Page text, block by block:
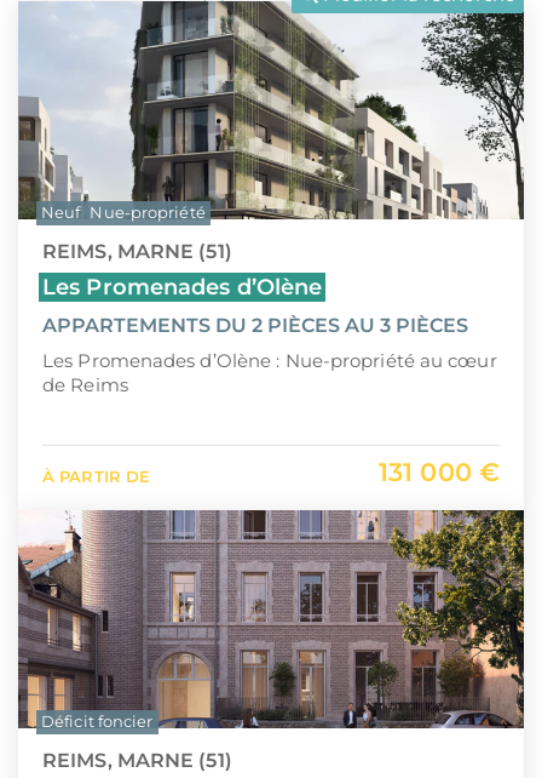
LLI
CIIC (Corse)
Maurice (non-résident)
PTZ
TVA réduite
Pays de la Loire
Provence-Alpes-Côte d'Azur
Guadeloupe (971)
Guyane (973)
La Réunion (974)
Martinique (972)
Nouvelle-Calédonie (988)
Polynésie française (987)
Île Maurice
REIMS, MARNE (51)
Les Promenades d’Olène
APPARTEMENTS DU 2 PIÈCES AU 3 PIÈCES
Les Promenades d’Olène : Nue-propriété au cœur
de Reims
À PARTIR DE 131 000 €
Neuf Nue-propriété
REIMS, MARNE (51)
Déficit foncier